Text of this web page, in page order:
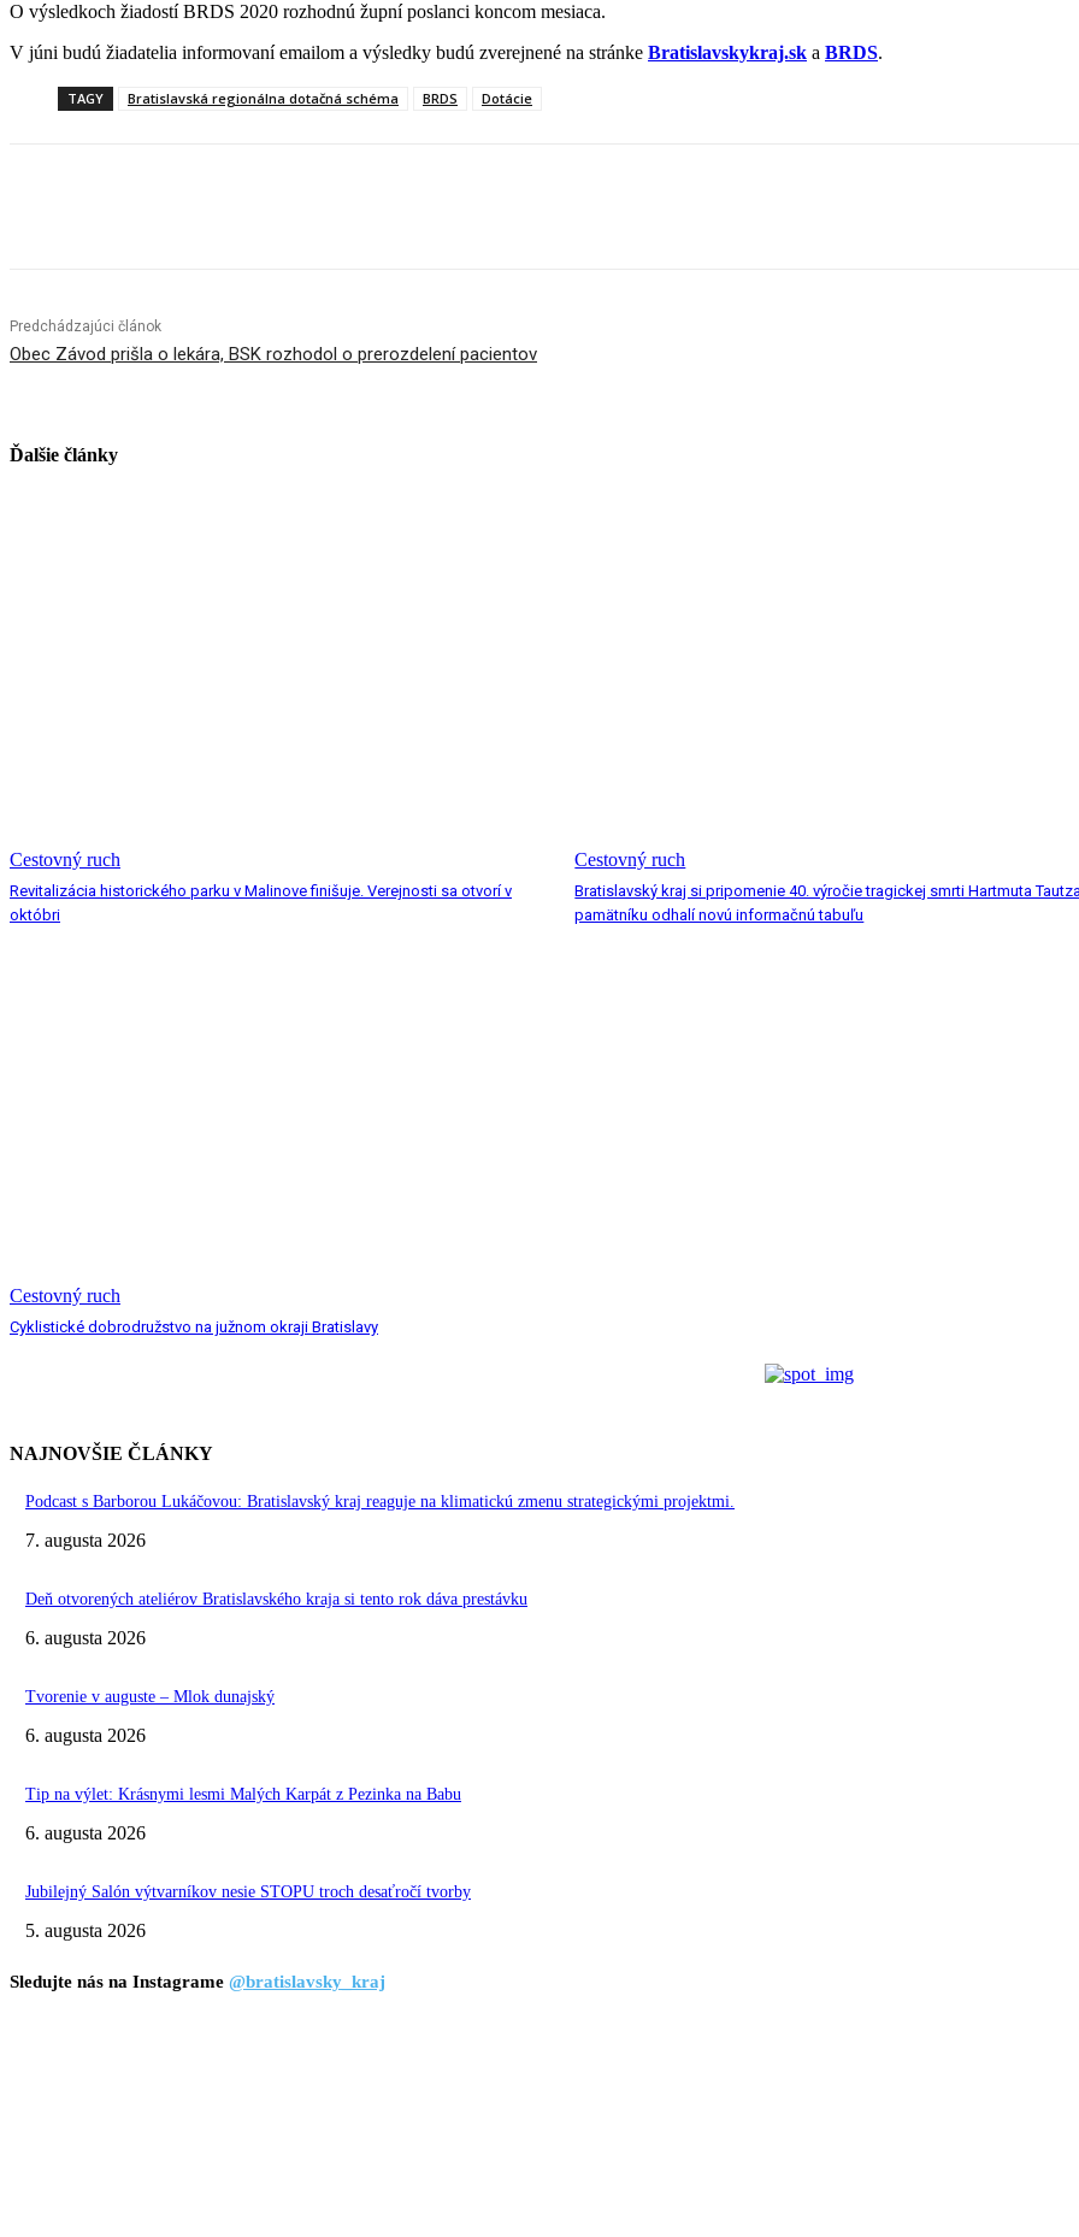
O výsledkoch žiadostí BRDS 2020 rozhodnú župní poslanci koncom mesiaca.
V júni budú žiadatelia informovaní emailom a výsledky budú zverejnené na stránke Bratislavskykraj.sk a BRDS.
TAGY Bratislavská regionálna dotačná schéma BRDS Dotácie
Predchádzajúci článok
Obec Závod prišla o lekára, BSK rozhodol o prerozdelení pacientov
Ďalšie články
Cestovný ruch
Revitalizácia historického parku v Malinove finišuje. Verejnosti sa otvorí v
októbri
Cestovný ruch
Bratislavský kraj si pripomenie 40. výročie tragickej smrti Hartmuta
pamätníku odhalí novú informačnú tabuľu
Cestovný ruch
Cyklistické dobrodružstvo na južnom okraji Bratislavy
NAJNOVŠIE ČLÁNKY
Podcast s Barborou Lukáčovou: Bratislavský kraj reaguje na klimatickú zmenu strategickými projektmi.
7. augusta 2026
Deň otvorených ateliérov Bratislavského kraja si tento rok dáva prestávku
6. augusta 2026
Tvorenie v auguste – Mlok dunajský
6. augusta 2026
Tip na výlet: Krásnymi lesmi Malých Karpát z Pezinka na Babu
6. augusta 2026
Jubilejný Salón výtvarníkov nesie STOPU troch desaťročí tvorby
5. augusta 2026
Sledujte nás na Instagrame @bratislavsky_kraj